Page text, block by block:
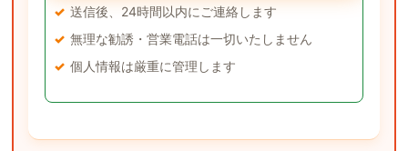
送信後、24時間以内にご連絡します
無理な勧誘・営業電話は一切いたしません
個人情報は厳重に管理します